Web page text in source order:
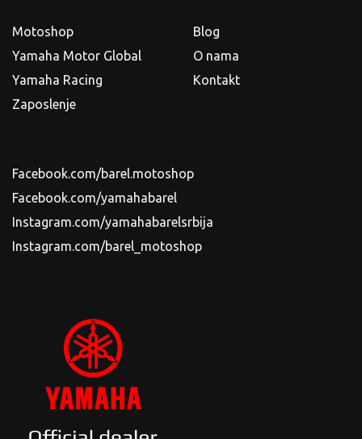
Motoshop
Yamaha Motor Global
Yamaha Racing
Zaposlenje
Blog
O nama
Kontakt
Facebook.com/barel.motoshop
Facebook.com/yamahabarel
Instagram.com/yamahabarelsrbija
Instagram.com/barel_motoshop